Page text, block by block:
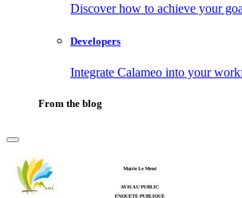
Discover how to achieve your
Developers
Integrate Calameo into your
From the blog